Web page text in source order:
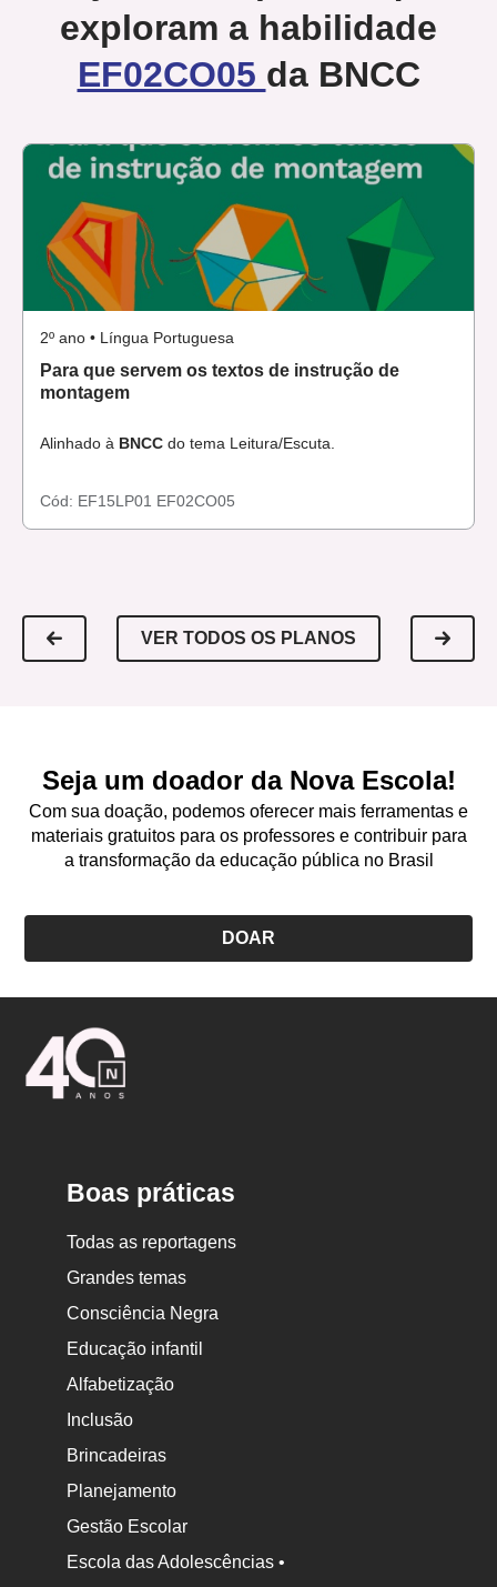
exploram a habilidade
EF02CO05 da BNCC
2º ano • Língua Portuguesa
Para que servem os textos de instrução de
montagem
Alinhado à BNCC do tema Leitura/Escuta.
Cód: EF15LP01 EF02CO05
VER TODOS OS PLANOS
Seja um doador da Nova Escola!
Com sua doação, podemos oferecer mais ferramentas e
materiais gratuitos para os professores e contribuir para
a transformação da educação pública no Brasil
DOAR
Boas práticas
Todas as reportagens
Grandes temas
Consciência Negra
Educação infantil
Alfabetização
Inclusão
Brincadeiras
Planejamento
Gestão Escolar
Escola das Adolescências •